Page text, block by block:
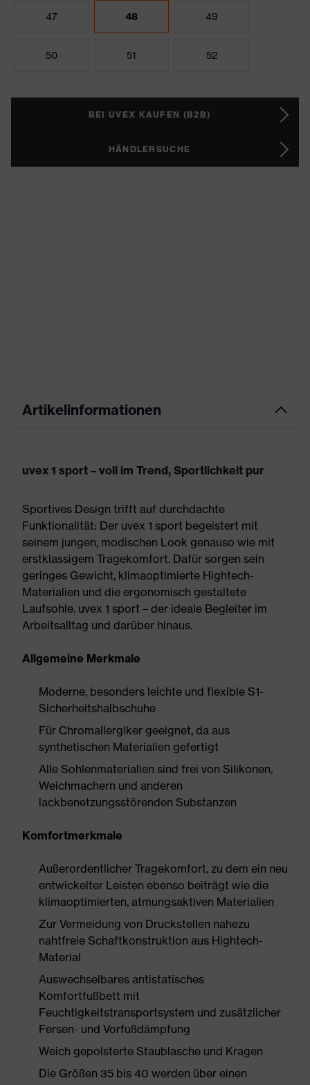
47 48 49
50 51 52
BEI UVEX KAUFEN (B2B)
HÄNDLERSUCHE
Artikelinformationen
uvex 1 sport – voll im Trend, Sportlichkeit pur
Sportives Design trifft auf durchdachte
Funktionalität: Der uvex 1 sport begeistert mit
seinem jungen, modischen Look genauso wie mit
erstklassigem Tragekomfort. Dafür sorgen sein
geringes Gewicht, klimaoptimierte Hightech-
Materialien und die ergonomisch gestaltete
Laufsohle. uvex 1 sport – der ideale Begleiter im
Arbeitsalltag und darüber hinaus.
Allgemeine Merkmale
Moderne, besonders leichte und flexible S1-
Sicherheitshalbschuhe
Für Chromallergiker geeignet, da aus
synthetischen Materialien gefertigt
Alle Sohlenmaterialien sind frei von Silikonen,
Weichmachern und anderen
lackbenetzungsstörenden Substanzen
Komfortmerkmale
Außerordentlicher Tragekomfort, zu dem ein neu
entwickelter Leisten ebenso beiträgt wie die
klimaoptimierten, atmungsaktiven Materialien
Zur Vermeidung von Druckstellen nahezu
nahtfreie Schaftkonstruktion aus Hightech-
Material
Auswechselbares antistatisches
Komfortfußbett mit
Feuchtigkeitstransportsystem und zusätzlicher
Fersen- und Vorfußdämpfung
Weich gepolsterte Staublasche und Kragen
Die Größen 35 bis 40 werden über einen